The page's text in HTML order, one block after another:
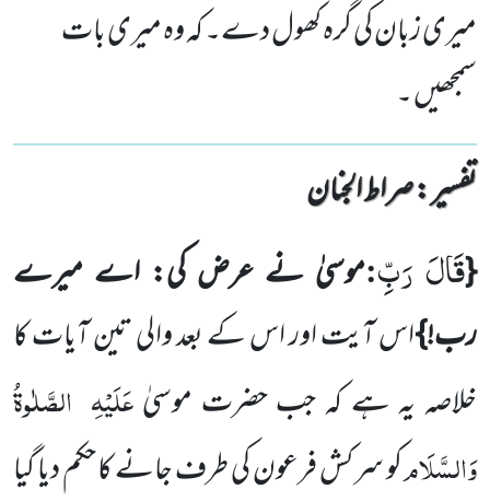
میری زبان کی گرہ کھول دے۔ کہ وہ میری بات
سمجھیں ۔
تفسیر : ‎صراط الجنان
{قَالَ رَبِّ:موسیٰ نے عرض کی: اے میرے
رب!}اس آیت اور اس کے بعد والی تین آیات کا
خلاصہ یہ ہے کہ جبحضرت موسیٰعَلَیْہِ الصَّلٰوۃُ
وَالسَّلَامکو سر کش فرعون کی طرف جانے کا حکم دیا گیا